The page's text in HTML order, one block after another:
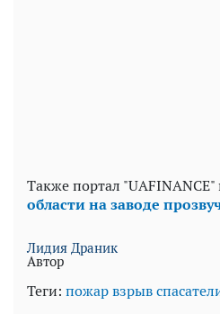
Также портал "UAFINANCE"
области на заводе
Лидия Драник
Автор
Теги: пожарвзрыв